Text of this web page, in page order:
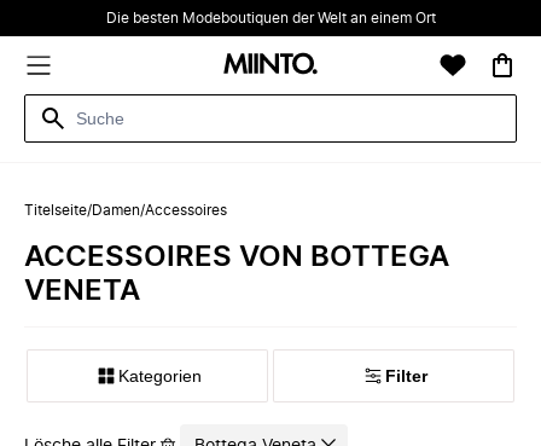
Die besten Modeboutiquen der Welt an einem Ort
Titelseite/Damen/Accessoires
ACCESSOIRES VON BOTTEGA
VENETA
Kategorien Filter